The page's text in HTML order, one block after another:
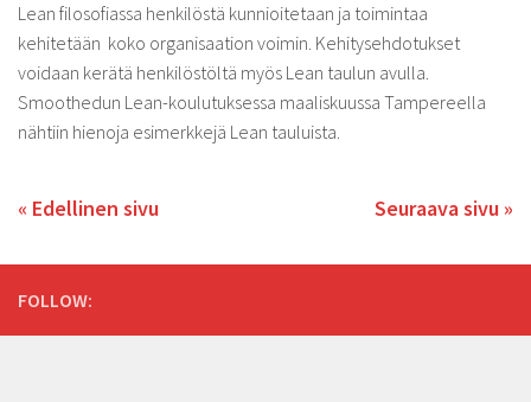
Lean filosofiassa henkilöstä kunnioitetaan ja toimintaa
kehitetään koko organisaation voimin. Kehitysehdotukset
voidaan kerätä henkilöstöltä myös Lean taulun avulla.
Smoothedun Lean-koulutuksessa maaliskuussa Tampereella
nähtiin hienoja esimerkkejä Lean tauluista.
« Edellinen sivu Seuraava sivu »
FOLLOW: